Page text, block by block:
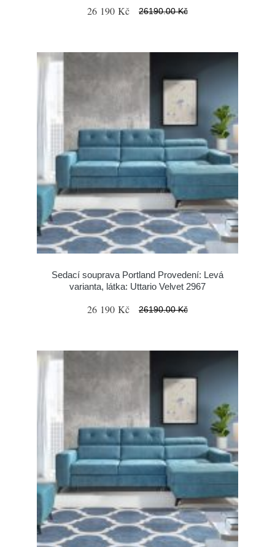
26 190 Kč 26190.00 Kč
Sedací souprava Portland Provedení: Levá
varianta, látka: Uttario Velvet 2967
26 190 Kč 26190.00 Kč